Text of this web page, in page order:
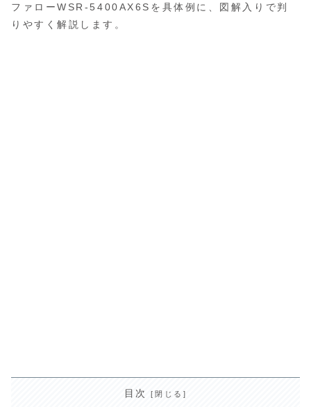
ファローWSR-5400AX6Sを具体例に、図解入りで判
りやすく解説します。
目次